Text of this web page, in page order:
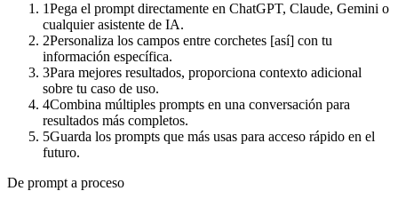
1Pega el prompt directamente en ChatGPT, Claude, Gemini o
cualquier asistente de IA.
2Personaliza los campos entre corchetes [así] con tu
información específica.
3Para mejores resultados, proporciona contexto adicional
sobre tu caso de uso.
4Combina múltiples prompts en una conversación para
resultados más completos.
5Guarda los prompts que más usas para acceso rápido en el
futuro.
De prompt a proceso